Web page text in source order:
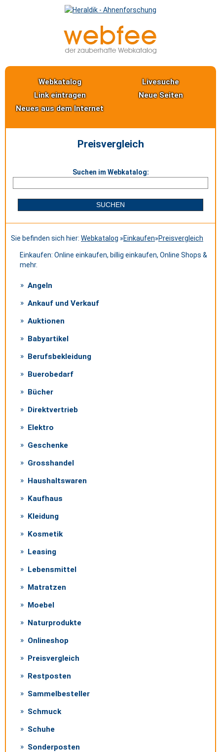
Webkatalog
Livesuche
Link eintragen
Neue Seiten
Neues aus dem Internet
Preisvergleich
Suchen im Webkatalog:
Sie befinden sich hier: Webkatalog »Einkaufen»Preisvergleich
Einkaufen: Online einkaufen, billig einkaufen, Online Shops &
mehr.
Angeln
Ankauf und Verkauf
Auktionen
Babyartikel
Berufsbekleidung
Buerobedarf
Bücher
Direktvertrieb
Elektro
Geschenke
Grosshandel
Haushaltswaren
Kaufhaus
Kleidung
Kosmetik
Leasing
Lebensmittel
Matratzen
Moebel
Naturprodukte
Onlineshop
Preisvergleich
Restposten
Sammelbesteller
Schmuck
Schuhe
Sonderposten